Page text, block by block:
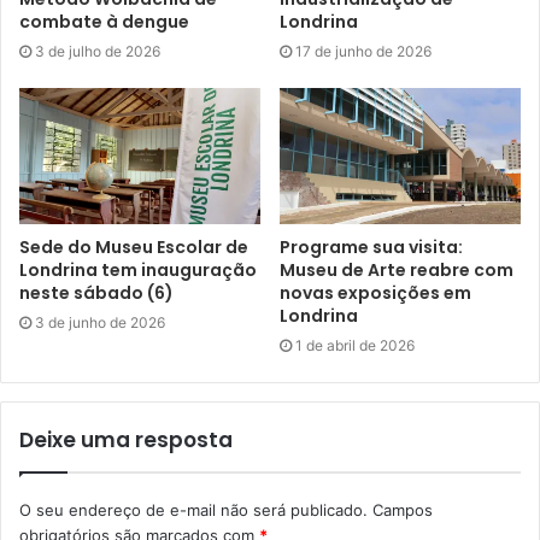
Foto: Melina Caldani / APVE divulgação
O elenco masculino iniciou a temporada 2025 no último
fim de semana e já com troféu na mão. Em Brusque (SC), a
equipe comandada pelo técnico Arody Neto conquistou a
terceira colocação do Campeonato Sul-Brasileiro de
Clubes. A estreia em casa será na próxima segunda-feira
(8), quando enfrenta a ADRM Maringá pela 1ª rodada do
Campeonato Paranaense, que terá 5 times, no total. O
projeto masculino também vai representar o município de
Londrina nos Jogos Abertos do Paraná.
temos um bom parâmetro sobre o elenco que posso
trabalhar na temporada. É um grupo muito qualificado. E
para as competições desse ano de 2025, vamos em busca
combate à dengue
3 de julho de 2026
Londrina
17 de junho de 2026
Sede do Museu Escolar de
Londrina tem inauguração
neste sábado (6)
3 de junho de 2026
Programe sua visita:
Museu de Arte reabre com
novas exposições em
Londrina
1 de abril de 2026
Deixe uma resposta
O seu endereço de e-mail não será publicado. Campos
obrigatórios são marcados com *